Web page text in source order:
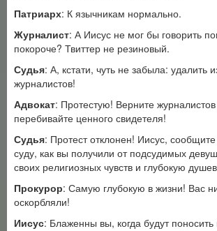
Патриарх: К язычникам нормально.
Журналист: А Иисус не мог бы говорить
покороче? Твиттер не резиновый.
Судья: А, кстати, чуть не забыла: удалить
журналистов!
Адвокат: Протестую! Верните
перебивайте ценного свидетеля!
Судья: Протест отклонен! Иисус,
суду, как вы получили от подсудимых
своих религиозных чувств и глубокую
Прокурор: Самую глубокую в жизни! Вас
оскорбляли!
Иисус: Блаженны вы, когда будут поносить